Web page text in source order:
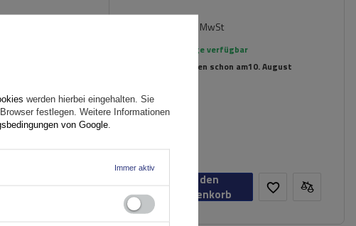
inkl. MwSt
Große Menge verfügbar
Wir versenden schon am10. August
In den
Warenkorb
werden hierbei eingehalten. Sie
festlegen. Weitere Informationen
von Google
Immer aktiv